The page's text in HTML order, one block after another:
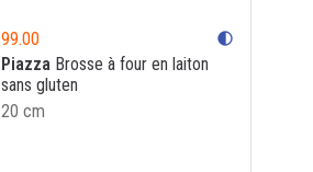
99.00 contrast
Piazza Brosse à four en laiton
sans gluten
20 cm